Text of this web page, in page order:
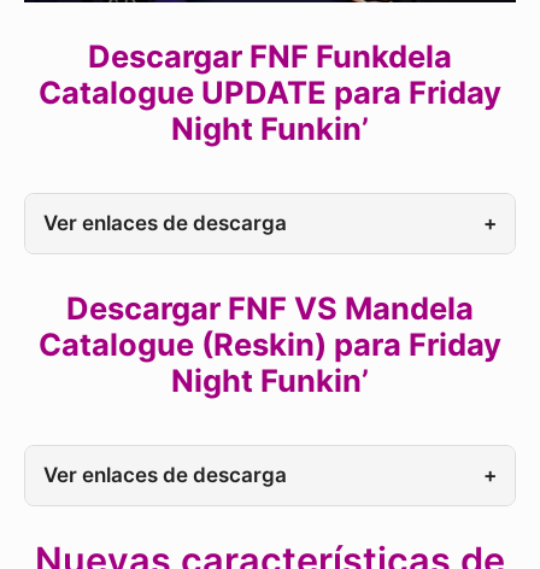
Descargar FNF Funkdela
Catalogue UPDATE para Friday
Night Funkin’
Ver enlaces de descarga +
Descargar FNF VS Mandela
Catalogue (Reskin) para Friday
Night Funkin’
Ver enlaces de descarga +
Nuevas características de